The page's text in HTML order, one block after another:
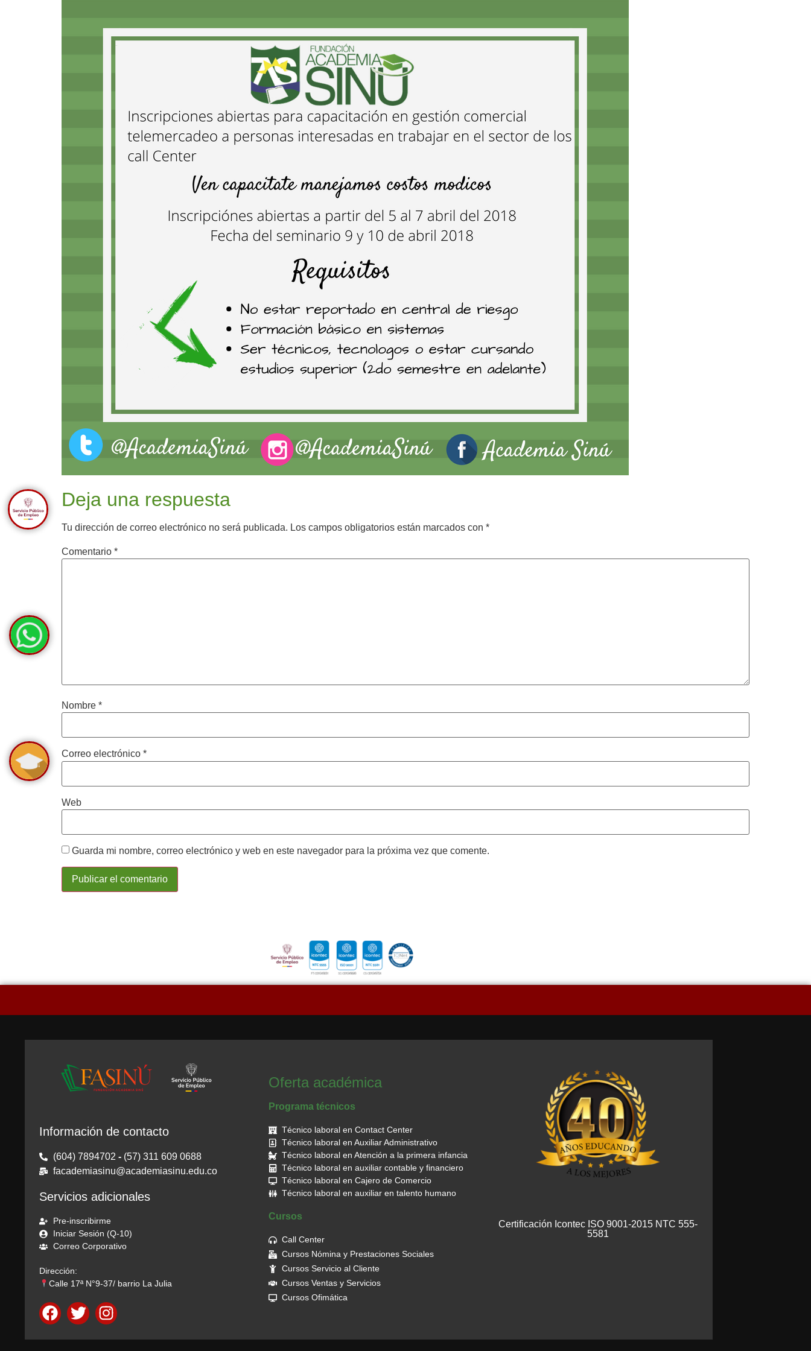
Deja una respuesta
Tu dirección de correo electrónico no será publicada. Los campos obligatorios están marcados con *
Comentario *
Nombre *
Correo electrónico *
Web
Guarda mi nombre, correo electrónico y web en este navegador para la próxima vez que comente.
Información de contacto
(604) 7894702 -(57) 311 609 0688
facademiasinu@academiasinu.edu.co
Servicios adicionales
Pre-inscribirme
Iniciar Sesión (Q-10)
Correo Corporativo
Dirección:
Calle 17ª N°9-37/ barrio La Julia
Oferta académica
Programa técnicos
Técnico laboral en Contact Center
Técnico laboral en Auxiliar Administrativo
Técnico laboral en Atención a la primera infancia
Técnico laboral en auxiliar contable y financiero
Técnico laboral en Cajero de Comercio
Técnico laboral en auxiliar en talento humano
Cursos
Call Center
Cursos Nómina y Prestaciones Sociales
Cursos Servicio al Cliente
Cursos Ventas y Servicios
Cursos Ofimática
Certificación Icontec ISO 9001-2015 NTC 555-
5581